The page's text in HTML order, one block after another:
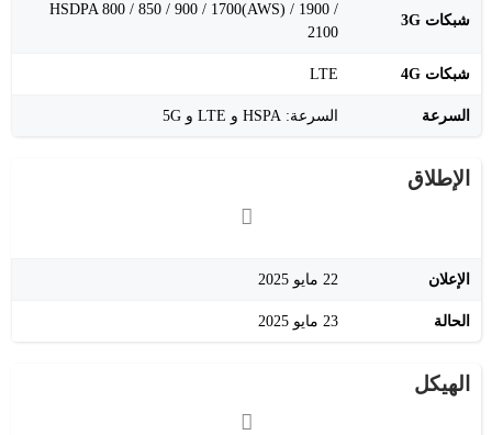
شبكات 3G
HSDPA 800 / 850 / 900 / 1700(AWS) / 1900 /
2100
شبكات 4G LTE
السرعة السرعة: HSPA و LTE و 5G
الإطلاق
الإعلان 22 مايو 2025
الحالة 23 مايو 2025
الهيكل